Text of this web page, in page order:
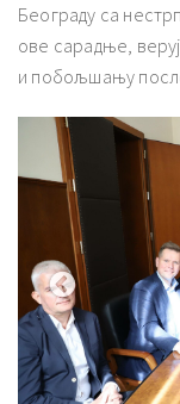
Београду са
ове сарадње,
и побољшању